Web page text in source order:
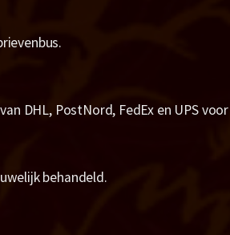
DHL, PostNord, FedEx en UPS
behandeld.